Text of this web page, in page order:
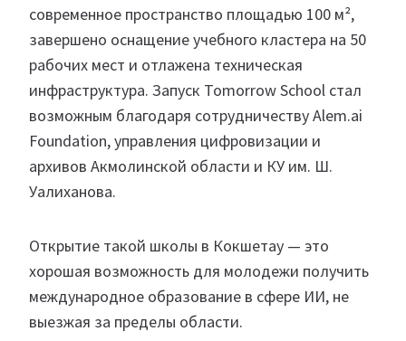
современное пространство площадью 100 м²,
завершено оснащение учебного кластера на 50
рабочих мест и отлажена техническая
инфраструктура. Запуск Tomorrow School стал
возможным благодаря сотрудничеству Alem.ai
Foundation, управления цифровизации и
архивов Акмолинской области и КУ им. Ш.
Уалиханова.
Открытие такой школы в Кокшетау — это
хорошая возможность для молодежи получить
международное образование в сфере ИИ, не
выезжая за пределы области.